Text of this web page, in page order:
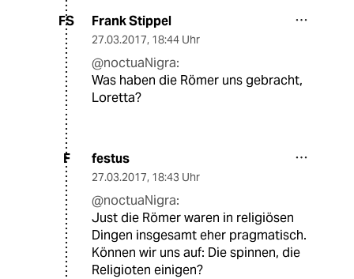
FS Frank Stippel
27.03.2017, 18:44 Uhr
@noctuaNigra:
Was haben die Römer uns gebracht,
Loretta?
F festus
27.03.2017, 18:43 Uhr
@noctuaNigra:
Just die Römer waren in religiösen
Dingen insgesamt eher pragmatisch.
Können wir uns auf: Die spinnen, die
Religioten einigen?